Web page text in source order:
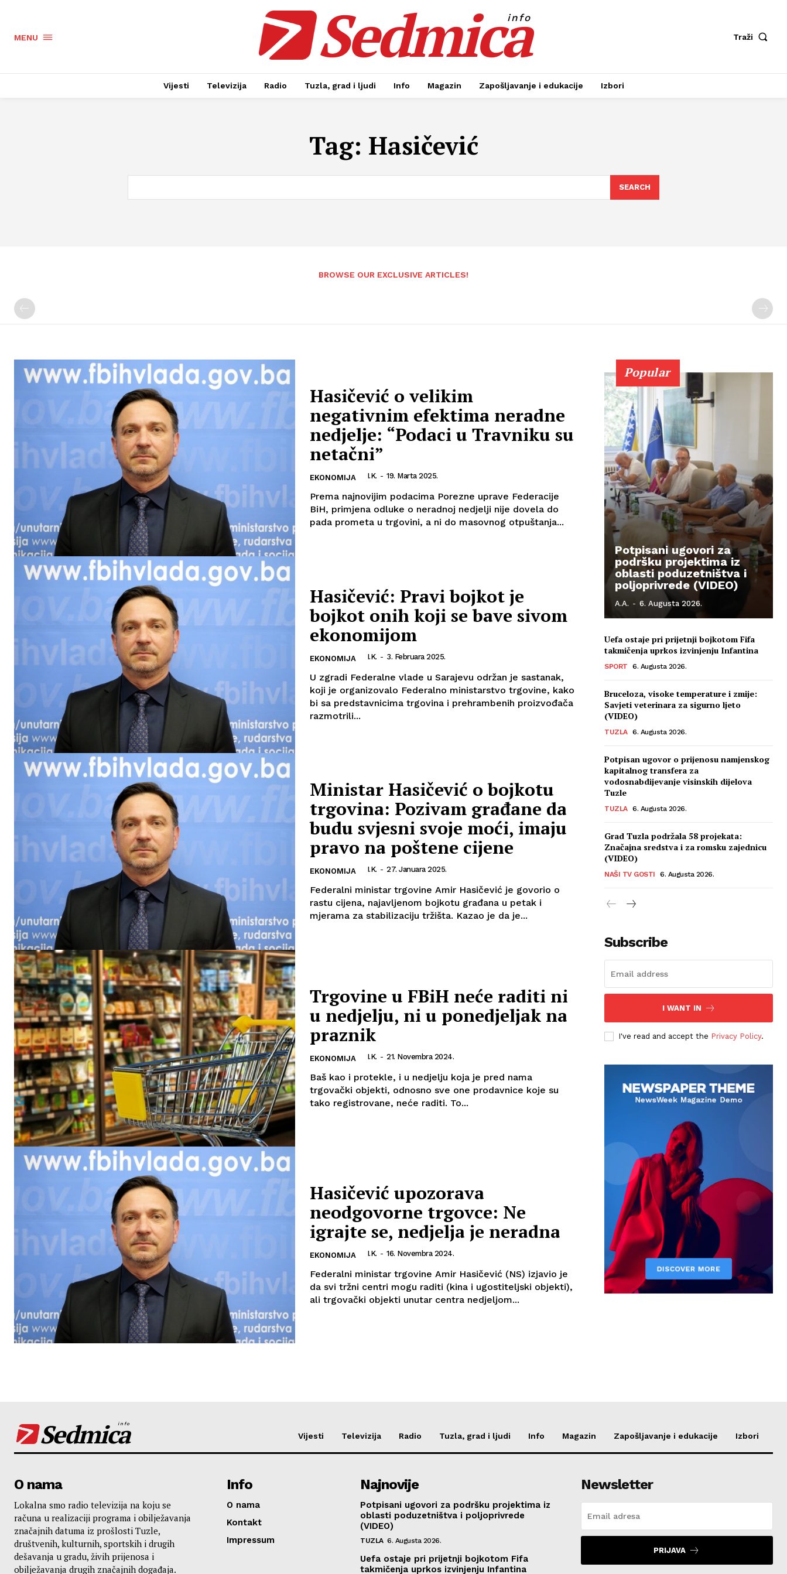
Info
O nama
Kontakt
MENU Sedmica
info
Traži
Vijesti Televizija Radio Tuzla, grad i ljudi Info Magazin Zapošljavanje i edukacije Izbori
Tag: Hasičević
SEARCH
BROWSE OUR EXCLUSIVE ARTICLES!
Hasičević o velikim
negativnim efektima neradne
nedjelje: “Podaci u Travniku su
netačni”
EKONOMIJA I.K. - 19. Marta 2025.
Prema najnovijim podacima Porezne uprave Federacije
BiH, primjena odluke o neradnoj nedjelji nije dovela do
pada prometa u trgovini, a ni do masovnog otpuštanja...
Hasičević: Pravi bojkot je
bojkot onih koji se bave sivom
ekonomijom
EKONOMIJA I.K. - 3. Februara 2025.
U zgradi Federalne vlade u Sarajevu održan je sastanak,
koji je organizovalo Federalno ministarstvo trgovine, kako
bi sa predstavnicima trgovina i prehrambenih proizvođača
razmotrili...
Ministar Hasičević o bojkotu
trgovina: Pozivam građane da
budu svjesni svoje moći, imaju
pravo na poštene cijene
EKONOMIJA I.K. - 27. Januara 2025.
Federalni ministar trgovine Amir Hasičević je govorio o
rastu cijena, najavljenom bojkotu građana u petak i
mjerama za stabilizaciju tržišta. Kazao je da je...
Trgovine u FBiH neće raditi ni
u nedjelju, ni u ponedjeljak na
praznik
EKONOMIJA I.K. - 21. Novembra 2024.
Baš kao i protekle, i u nedjelju koja je pred nama
trgovački objekti, odnosno sve one prodavnice koje su
tako registrovane, neće raditi. To...
Hasičević upozorava
neodgovorne trgovce: Ne
igrajte se, nedjelja je neradna
EKONOMIJA I.K. - 16. Novembra 2024.
Federalni ministar trgovine Amir Hasičević (NS) izjavio je
da svi tržni centri mogu raditi (kina i ugostiteljski objekti),
ali trgovački objekti unutar centra nedjeljom...
Popular
Potpisani ugovori za
podršku projektima iz
oblasti poduzetništva i
poljoprivrede (VIDEO)
A.A. - 6. Augusta 2026.
Uefa ostaje pri prijetnji bojkotom Fifa
takmičenja uprkos izvinjenju Infantina
SPORT 6. Augusta 2026.
Bruceloza, visoke temperature i zmije:
Savjeti veterinara za sigurno ljeto
(VIDEO)
TUZLA 6. Augusta 2026.
Potpisan ugovor o prijenosu namjenskog
kapitalnog transfera za
vodosnabdijevanje visinskih dijelova
Tuzle
TUZLA 6. Augusta 2026.
Grad Tuzla podržala 58 projekata:
Značajna sredstva i za romsku zajednicu
(VIDEO)
NAŠI TV GOSTI 6. Augusta 2026.
Subscribe
I WANT IN
I've read and accept the Privacy Policy.
Sedmica
info
Vijesti Televizija Radio Tuzla, grad i ljudi Info Magazin Zapošljavanje i edukacije Izbori
O nama
Lokalna smo radio televizija na koju se
računa u realizaciji programa i obilježavanja
značajnih datuma iz prošlosti Tuzle,
društvenih, kulturnih, sportskih i drugih
dešavanja u gradu, živih prijenosa i
obilježavanja drugih značajnih događaja.
Info
O nama
Kontakt
Impressum
Najnovije
Potpisani ugovori za podršku projektima iz
oblasti poduzetništva i poljoprivrede
(VIDEO)
TUZLA 6. Augusta 2026.
Uefa ostaje pri prijetnji bojkotom Fifa
takmičenja uprkos izvinjenju Infantina
Newsletter
PRIJAVA